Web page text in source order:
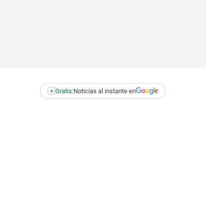
+ Gratis:Noticias al instante en